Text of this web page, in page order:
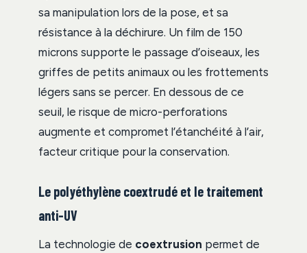
sa manipulation lors de la pose, et sa
résistance à la déchirure. Un film de 150
microns supporte le passage d’oiseaux, les
griffes de petits animaux ou les frottements
légers sans se percer. En dessous de ce
seuil, le risque de micro-perforations
augmente et compromet l’étanchéité à l’air,
facteur critique pour la conservation.
Le polyéthylène coextrudé et le traitement
anti-UV
La technologie de coextrusion permet de